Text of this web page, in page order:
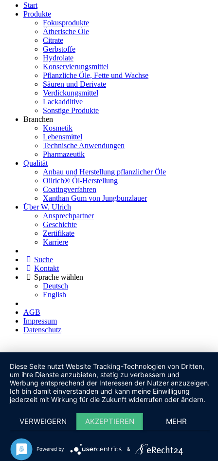
Start
Produkte
Fokusprodukte
Ätherische Öle
Citrate
Gerbstoffe
Hydrolate
Konservierungsmittel
Pflanzliche Öle, Fette und Wachse
Säuren und Derivate
Verdickungsmittel
Lackadditive
Sonstige Produkte
Branchen
Kosmetik
Lebensmittel
Technische Anwendungen
Pharmazeutik
Qualität
Anbau und Herstellung pflanzlicher Öle
Oilrich® Öl-Herstellung
Coatingverfahren
Xanthan Gum von Jungbunzlauer
Über W. Ulrich
Ansprechpartner
Geschichte
Zertifikate
Karriere
Suche
Kontakt
Sprache wählen
Deutsch
English
AGB
Impressum
Datenschutz
Diese Seite nutzt Website Tracking-Technologien von Dritten,
um ihre Dienste anzubieten, stetig zu verbessern und
Werbung entsprechend der Interessen der Nutzer anzuzeigen.
Ich bin damit einverstanden und kann meine Einwilligung
jederzeit mit Wirkung für die Zukunft widerrufen oder ändern.
VERWEIGERN AKZEPTIEREN MEHR
Powered by &